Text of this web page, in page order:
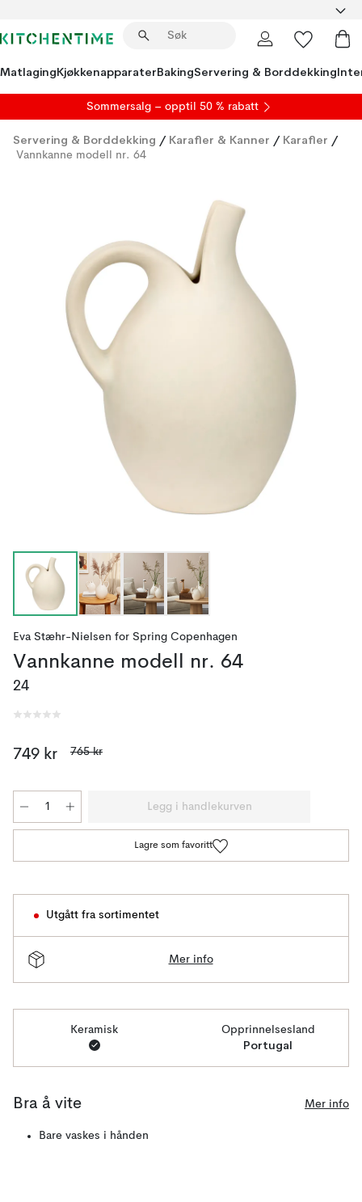
MatlagingKjøkkenapparaterBakingServering & Borddekking
Sommersalg – opptil 50 % rabatt
Servering & Borddekking / Karafler & Kanner / Karafler /
Vannkanne modell nr. 64
Eva Stæhr-Nielsen for Spring Copenhagen
Vannkanne modell nr. 64
24
749 kr 765 kr
Legg i handlekurven
Lagre som favoritt
Utgått fra sortimentet
Mer info
Keramisk Opprinnelsesland
Portugal
Bra å vite Mer info
Bare vaskes i hånden